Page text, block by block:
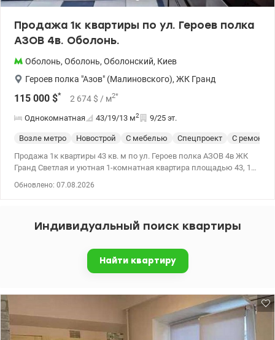
Продажа 1к квартиры по ул. Героев полка
АЗОВ 4в. Оболонь.
Оболонь, Оболонь, Оболонский, Киев
Героев полка "Азов" (Малиновского), ЖК Гранд
115 000 $* 2 674 $ / м2*
Однокомнатная 43/19/13 м2 9/25 эт.
Возле метро Новострой С мебелью Спецпроект
С
Продажа 1к квартиры 43 кв. м по ул. Героев полка АЗОВ 4в ЖК
Гранд Светлая и уютная 1-комнатная квартира площадью 43, 1
районе Оболони, по ул. Героев полка Азов, 4в. Рядом находятся
детские сады, спортивные клубы и живописная Оболонская
набережная – все необходимое для комфортной жизни в пешей
доступности. Идеальный вариант как для собственного
Цена 115000 у.е. Инна 0979501565, valion.ua/1155293
Обновлено: 07.08.2026
Индивидуальный поиск квартиры
Найти квартиру